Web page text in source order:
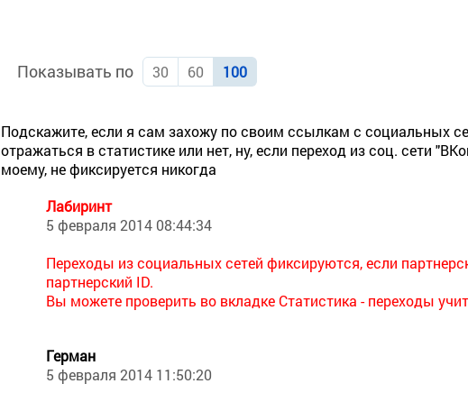
Показывать по 30 60 100
Подскажите, если я сам захожу по своим ссылкам с социальных
отражаться в статистике или нет, ну, если переход из соц. сети
моему, не фиксируется никогда
Лабиринт
5 февраля 2014 08:44:34
Переходы из социальных сетей фиксируются, если
партнерский ID.
Вы можете проверить во вкладке Статистика - переходы
Герман
5 февраля 2014 11:50:20